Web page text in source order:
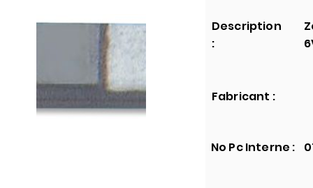
Description
:
Fabricant :
No Pc Interne :